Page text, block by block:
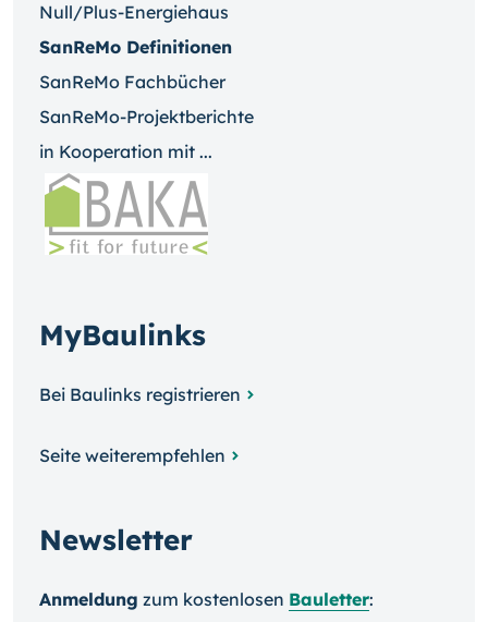
Null/Plus-Energiehaus
SanReMo Definitionen
SanReMo Fachbücher
SanReMo-Projektberichte
in Kooperation mit ...
MyBaulinks
Bei Baulinks registrieren
Seite weiterempfehlen
Newsletter
Anmeldung zum kosten­losen Bauletter: